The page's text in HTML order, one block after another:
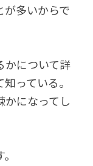
が多いからで
かについて詳
っている。
かになってし